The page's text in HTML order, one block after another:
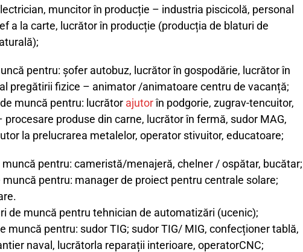
muncitor în producție – industria piscicolă, personal
a la carte, lucrător în producție (producția de blaturi de
pentru: șofer autobuz, lucrător în gospodărie, lucrător în
pregătirii fizice – animator /animatoare centru de vacanță;
muncă pentru: lucrător ajutorîn podgorie, zugrav-tencuitor,
procesare produse din carne, lucrător în fermă, sudor MAG,
la prelucrarea metalelor, operator stivuitor, educatoare;
pentru: cameristă/menajeră, chelner / ospătar, bucătar;
muncă pentru: manager de proiect pentru centrale solare;
de muncă pentru tehnician de automatizări (ucenic);
muncă pentru: sudor TIG; sudor TIG/ MIG, confecționer tablă,
naval, lucrătorla reparații interioare, operatorCNC;